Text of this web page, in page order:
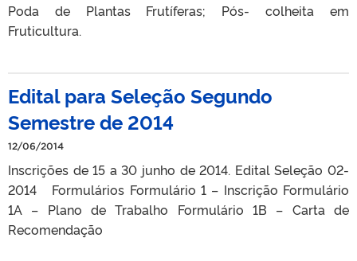
Poda de Plantas Frutíferas; Pós- colheita em
Fruticultura.
Edital para Seleção Segundo
Semestre de 2014
12/06/2014
Inscrições de 15 a 30 junho de 2014. Edital Seleção 02-
2014 Formulários Formulário 1 – Inscrição Formulário
1A – Plano de Trabalho Formulário 1B – Carta de
Recomendação